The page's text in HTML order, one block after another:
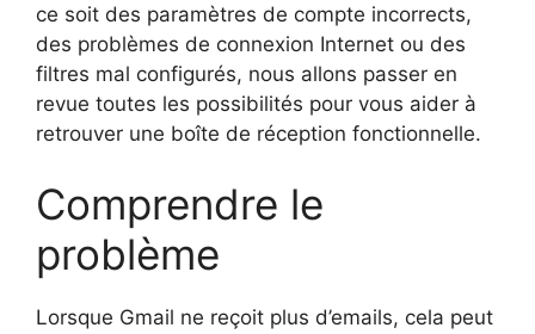
ce soit des paramètres de compte incorrects,
des problèmes de connexion Internet ou des
filtres mal configurés, nous allons passer en
revue toutes les possibilités pour vous aider à
retrouver une boîte de réception fonctionnelle.
Comprendre le
problème
Lorsque Gmail ne reçoit plus d’emails, cela peut